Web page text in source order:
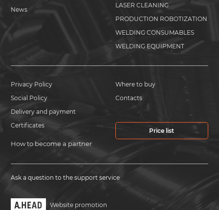
News
LASER CLEANING
PRODUCTION ROBOTIZATION
WELDING CONSUMABLES
WELDING EQUIPMENT
Privacy Policy
Social Policy
Delivery and payment
Certificates
How to become a partner
Where to buy
Contacts
Price list
Ask a question to the support service
Website promotion